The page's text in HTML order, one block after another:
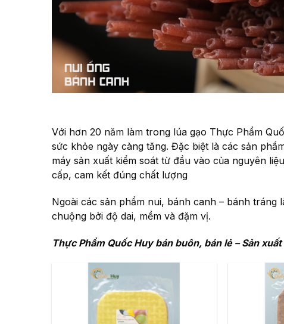
Với hơn 20 năm làm trong lúa gạo Thực Phẩm
sức khỏe ngày càng tăng. Đặc biệt là các sản
máy sản xuất kiểm soát từ đầu vào của nguyên
cấp, cam kết đúng chất lượng
Ngoài các sản phẩm nui, bánh canh – bánh
chuộng bởi độ dai, mềm và đặm vị.
Thực Phẩm Quốc Huy bán buôn, bán lẻ – Sản